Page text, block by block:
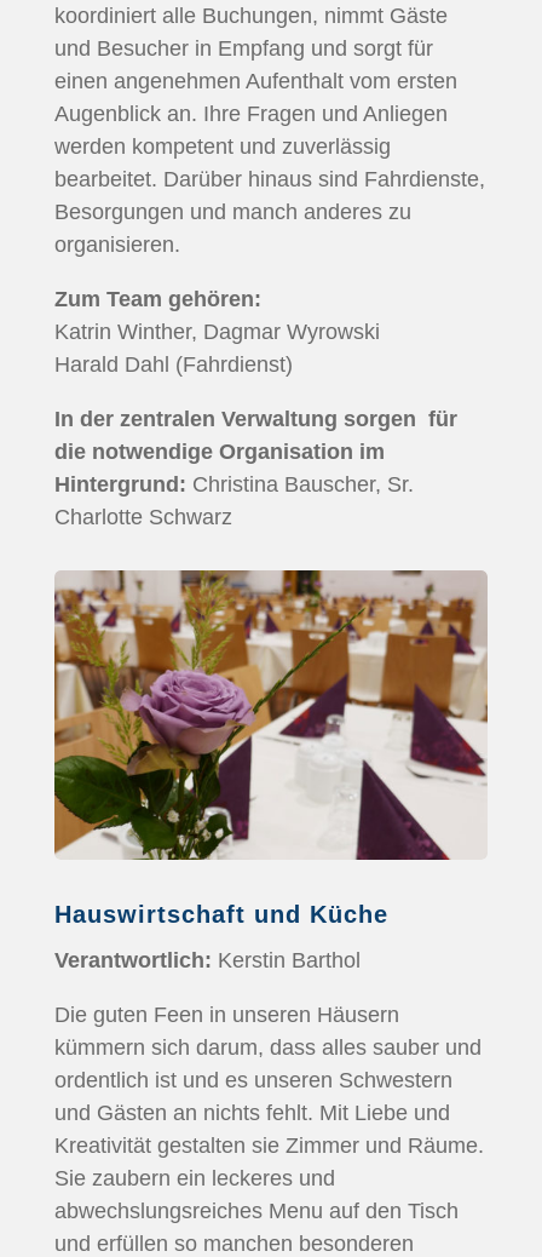
koordiniert alle Buchungen, nimmt Gäste
und Besucher in Empfang und sorgt für
einen angenehmen Aufenthalt vom ersten
Augenblick an. Ihre Fragen und Anliegen
werden kompetent und zuverlässig
bearbeitet. Darüber hinaus sind Fahrdienste,
Besorgungen und manch anderes zu
organisieren.
Zum Team gehören:
Katrin Winther, Dagmar Wyrowski
Harald Dahl (Fahrdienst)
In der zentralen Verwaltung sorgen für
die notwendige Organisation im
Hintergrund: Christina Bauscher, Sr.
Charlotte Schwarz
Hauswirtschaft und Küche
Verantwortlich: Kerstin Barthol
Die guten Feen in unseren Häusern
kümmern sich darum, dass alles sauber und
ordentlich ist und es unseren Schwestern
und Gästen an nichts fehlt. Mit Liebe und
Kreativität gestalten sie Zimmer und Räume.
Sie zaubern ein leckeres und
abwechslungsreiches Menu auf den Tisch
und erfüllen so manchen besonderen